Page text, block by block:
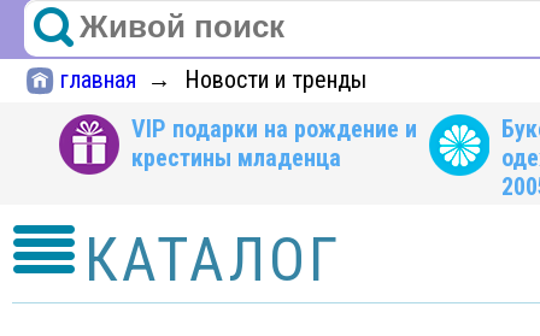
главная →
Новости и тренды
VIP подарки на рождение и
крестины младенца
КАТАЛОГ